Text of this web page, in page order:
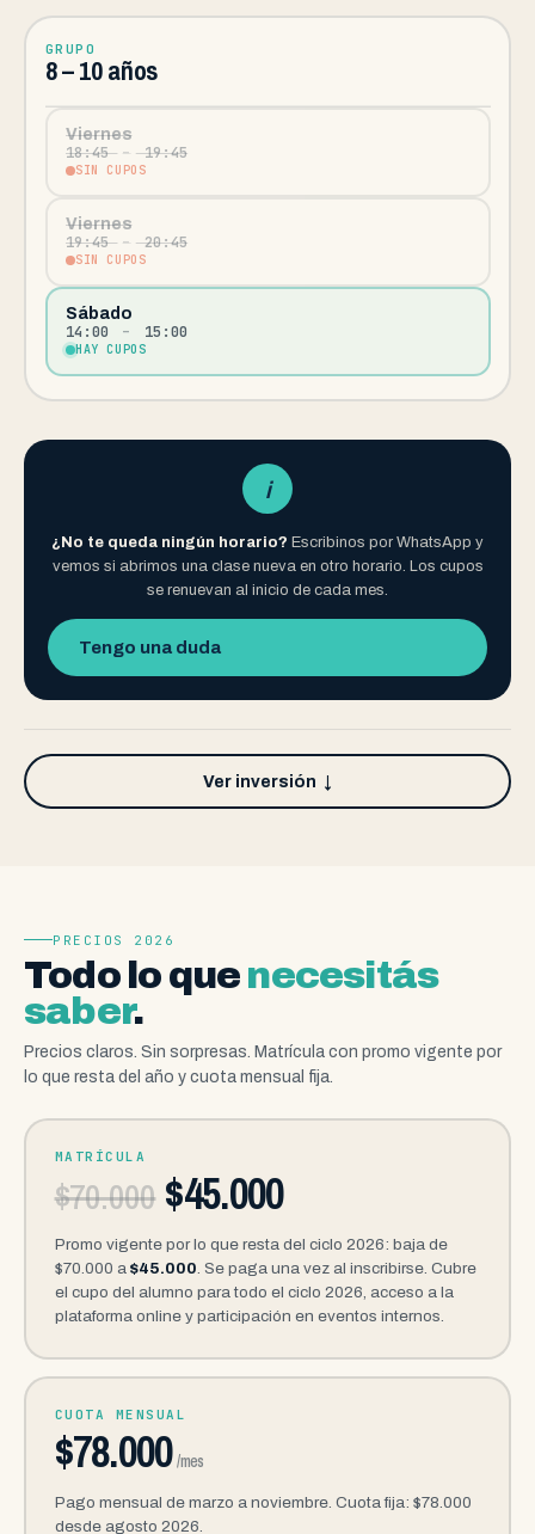
GRUPO
8 – 10 años
Viernes
18:45 – 19:45
SIN CUPOS
Viernes
19:45 – 20:45
SIN CUPOS
Sábado
14:00 – 15:00
HAY CUPOS
i
¿No te queda ningún horario? Escribinos por WhatsApp y
vemos si abrimos una clase nueva en otro horario. Los cupos
se renuevan al inicio de cada mes.
Tengo una duda
Ver inversión ↓
PRECIOS 2026
Todo lo que necesitás
saber.
Precios claros. Sin sorpresas. Matrícula con promo vigente por
lo que resta del año y cuota mensual fija.
MATRÍCULA
$70.000 $45.000
Promo vigente por lo que resta del ciclo 2026: baja de
$70.000 a $45.000. Se paga una vez al inscribirse. Cubre
el cupo del alumno para todo el ciclo 2026, acceso a la
plataforma online y participación en eventos internos.
CUOTA MENSUAL
$78.000 /mes
Pago mensual de marzo a noviembre. Cuota fija: $78.000
desde agosto 2026.